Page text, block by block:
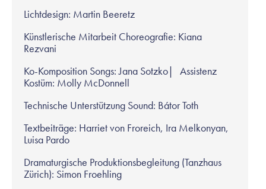
Lichtdesign: Martin Beeretz
Künstlerische Mitarbeit Choreografie: Kiana
Rezvani
Ko-Komposition Songs: Jana Sotzko| Assistenz
Kostüm: Molly McDonnell
Technische Unterstützung Sound: Bátor Toth
Textbeiträge: Harriet von Froreich, Ira Melkonyan,
Luisa Pardo
Dramaturgische Produktionsbegleitung (Tanzhaus
Zürich): Simon Froehling